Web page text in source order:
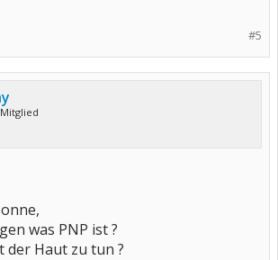
#5
was PNP ist ?
der Haut zu tun ?